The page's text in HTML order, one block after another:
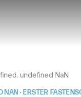
undefined NaN
NAN · ERSTER